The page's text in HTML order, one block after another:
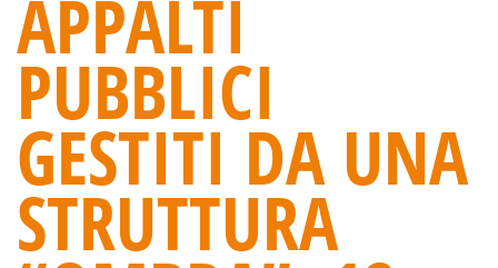
APPALTI
PUBBLICI
GESTITI DA UNA
STRUTTURA